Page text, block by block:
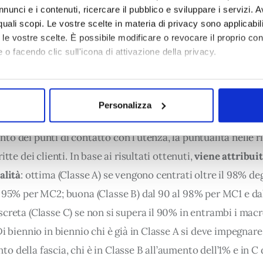
e i contenuti, ricercare il pubblico e sviluppare i servizi.
scopi. Le vostre scelte in materia di privacy sono
vostre scelte. È possibile modificare o revocare il proprio
o facendo clic sull'icona di attivazione della privacy.
scansionandolo attivamente alla ricerca di
elaborati i tuoi dati personali e imposta le tue preferenze nella
in qualsiasi momento dalla Dichiarazione sui cookie.
per rendere fruibile il sito web abilitandone
protette. In linea con le preferenze manifestate dall’Utente
inoltre utilizzati per analizzare il traffico sul nostro sito web,
dei social media, condividendo informazioni sul modo in
che si occupano di analisi dei dati web, pubblicità e
con altre informazioni che l’Utente ha fornito loro o che
Personalizza
riguardano l’avvio e la cessazione del rapporto
del rapporto contrattuale e l’accessibilità del servizio
elementi sono composti rispettivamente da 18 e 24
sono inclusi ad esempio i tempi dei
per
delle volture e di emissione della bolletta dell’acqua
dei punti di contatto con l’utenza, la puntualità nelle
dei clienti. In base ai risultati ottenuti, viene
: ottima (Classe A) se vengono centrati oltre il 98%
per MC2; buona (Classe B) dal 90 al 98% per MC1 e
(Classe C) se non si supera il 90% in entrambi i
biennio in biennio chi è già in Classe A si deve
della fascia, chi è in Classe B all’aumento dell’1% e in C